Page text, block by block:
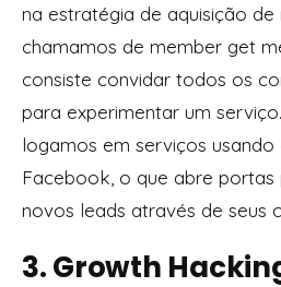
na estratégia de aquisição
chamamos de member get
consiste convidar todos os
para experimentar um
logamos em serviços
Facebook, o que abre
novos leads através de seus
3. Growth